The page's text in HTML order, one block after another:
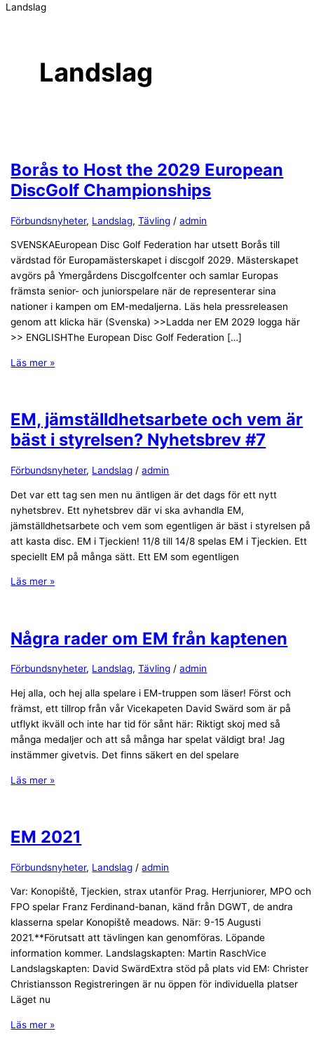
Landslag
Landslag
Borås to Host the 2029 European
DiscGolf Championships
Förbundsnyheter, Landslag,Tävling /admin
SVENSKAEuropean Disc Golf Federation har utsett Borås till
värdstad för Europamästerskapet i discgolf 2029. Mästerskapet
avgörs på Ymergårdens Discgolfcenter och samlar Europas
främsta senior- och juniorspelare när de representerar sina
nationer i kampen om EM-medaljerna. Läs hela pressreleasen
genom att klicka här (Svenska) >>Ladda ner EM 2029 logga här
>> ENGLISHThe European Disc Golf Federation […]
Läs mer »
EM, jämställdhetsarbete och vem är
bäst i styrelsen? Nyhetsbrev #7
Förbundsnyheter, Landslag /admin
Det var ett tag sen men nu äntligen är det dags för ett nytt
nyhetsbrev. Ett nyhetsbrev där vi ska avhandla EM,
jämställdhetsarbete och vem som egentligen är bäst i styrelsen på
att kasta disc. EM i Tjeckien! 11/8 till 14/8 spelas EM i Tjeckien. Ett
speciellt EM på många sätt. Ett EM som egentligen
Läs mer »
Några rader om EM från kaptenen
Förbundsnyheter, Landslag,Tävling /admin
Hej alla, och hej alla spelare i EM-truppen som läser! Först och
främst, ett tillrop från vår Vicekapeten David Swärd som är på
utflykt ikväll och inte har tid för sånt här: Riktigt skoj med så
många medaljer och att så många har spelat väldigt bra! Jag
instämmer givetvis. Det finns säkert en del spelare
Läs mer »
EM 2021
Förbundsnyheter, Landslag /admin
Var: Konopiště, Tjeckien, strax utanför Prag. Herrjuniorer, MPO och
FPO spelar Franz Ferdinand-banan, känd från DGWT, de andra
klasserna spelar Konopiště meadows. När: 9-15 Augusti
2021.**Förutsatt att tävlingen kan genomföras. Löpande
information kommer. Landslagskapten: Martin RaschVice
Landslagskapten: David SwärdExtra stöd på plats vid EM: Christer
Christiansson Registreringen är nu öppen för individuella platser
Läget nu
Läs mer »